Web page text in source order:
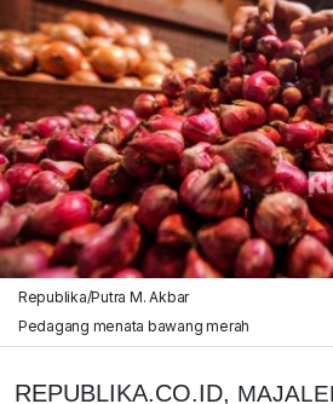
Republika/Putra M. Akbar
Pedagang menata bawang merah
REPUBLIKA.CO.ID,